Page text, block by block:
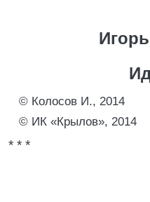
© Колосов И., 2014
© ИК «Крылов», 2014
* * *